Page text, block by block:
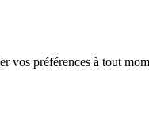
vos préférences à tout